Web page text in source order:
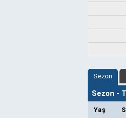
Sezon
Sezon -
Yaş